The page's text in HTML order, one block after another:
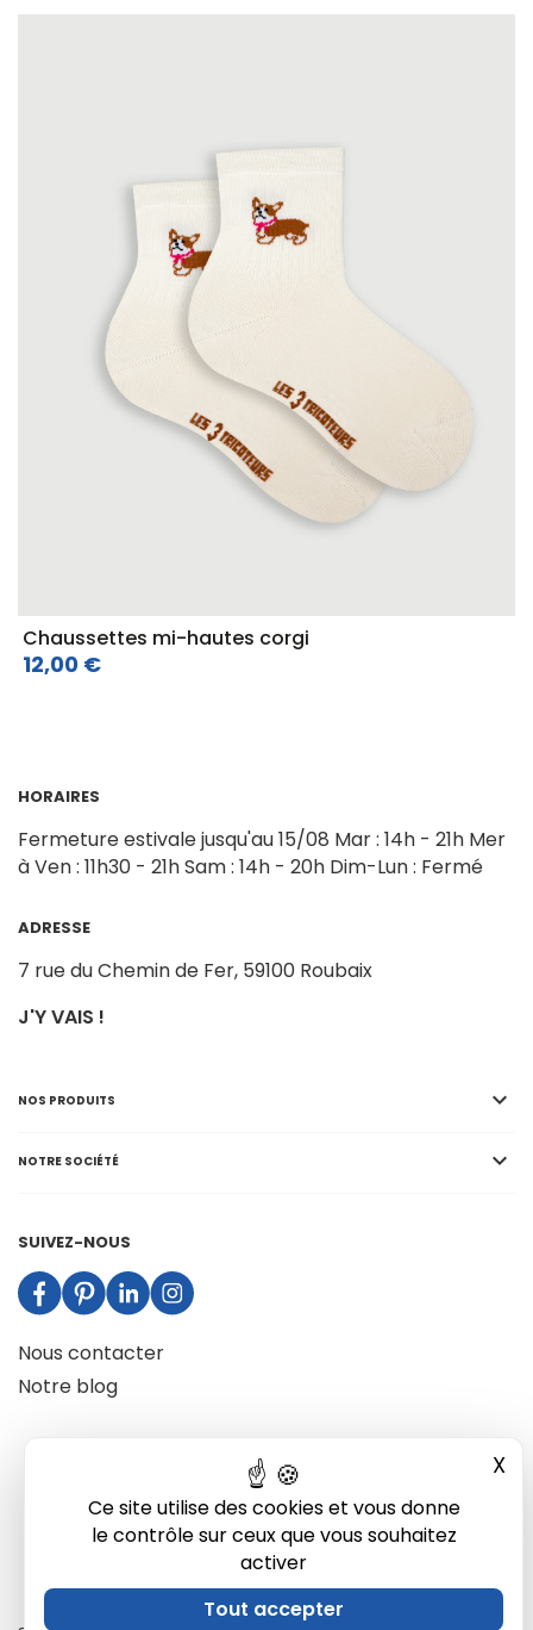
Ce site utilise des cookies et vous donne
le contrôle sur ceux que vous souhaitez
activer
Tout accepter
X
Chaussettes mi-hautes corgi
12,00 €
HORAIRES
Fermeture estivale jusqu'au 15/08 Mar : 14h - 21h Mer
à Ven : 11h30 - 21hSam : 14h - 20h Dim-Lun : Fermé
ADRESSE
7 rue du Chemin de Fer, 59100 Roubaix
J'Y VAIS !
NOS PRODUITS 
NOTRE SOCIÉTÉ 
SUIVEZ-NOUS
Nous contacter
Notre blog